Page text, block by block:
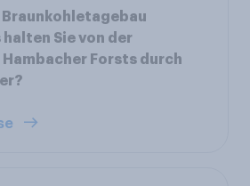
Braunkohletagebau
Sie von der
Hambacher Forsts durch